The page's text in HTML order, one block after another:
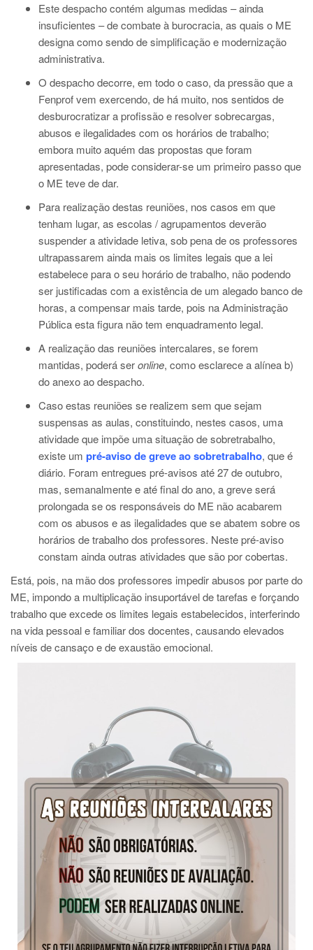
Este despacho contém algumas medidas – ainda
insuficientes – de combate à burocracia, as quais o ME
designa como sendo de simplificação e modernização
administrativa.
O despacho decorre, em todo o caso, da pressão que a
Fenprof vem exercendo, de há muito, nos sentidos de
desburocratizar a profissão e resolver sobrecargas,
abusos e ilegalidades com os horários de trabalho;
embora muito aquém das propostas que foram
apresentadas, pode considerar-se um primeiro passo que
o ME teve de dar.
Para realização destas reuniões, nos casos em que
tenham lugar, as escolas / agrupamentos deverão
suspender a atividade letiva, sob pena de os professores
ultrapassarem ainda mais os limites legais que a lei
estabelece para o seu horário de trabalho, não podendo
ser justificadas com a existência de um alegado banco de
horas, a compensar mais tarde, pois na Administração
Pública esta figura não tem enquadramento legal.
A realização das reuniões intercalares, se forem
mantidas, poderá seronline, como esclarece a alínea b)
do anexo ao despacho.
Caso estas reuniões se realizem sem que sejam
suspensas as aulas, constituindo, nestes casos, uma
atividade que impõe uma situação de sobretrabalho,
existe um pré-aviso de greve ao sobretrabalho, que é
diário. Foram entregues pré-avisos até 27 de outubro,
mas, semanalmente e até final do ano, a greve será
prolongada se os responsáveis do ME não acabarem
com os abusos e as ilegalidades que se abatem sobre os
horários de trabalho dos professores. Neste pré-aviso
constam ainda outras atividades que são por cobertas.
Está, pois, na mão dos professores impedir abusos por parte do
ME, impondo a multiplicação insuportável de tarefas e forçando
trabalho que excede os limites legais estabelecidos, interferindo
na vida pessoal e familiar dos docentes, causando elevados
níveis de cansaço e de exaustão emocional.